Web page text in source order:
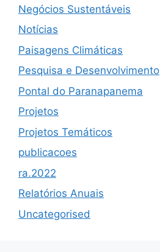
Negócios Sustentáveis
Notícias
Paisagens Climáticas
Pesquisa e Desenvolvimento
Pontal do Paranapanema
Projetos
Projetos Temáticos
publicacoes
ra.2022
Relatórios Anuais
Uncategorised